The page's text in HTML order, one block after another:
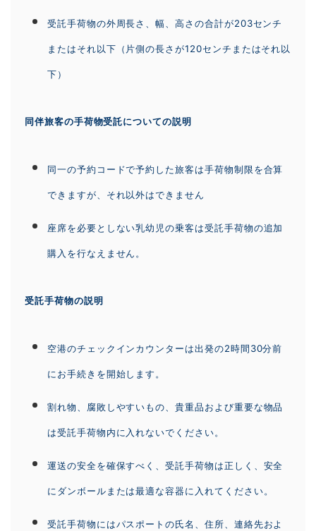
受託手荷物の外周長さ、幅、高さの合計が203センチ
またはそれ以下（片側の長さが120センチまたはそれ以
下）
同伴旅客の手荷物受託についての説明
同一の予約コードで予約した旅客は手荷物制限を合算
できますが、それ以外はできません
座席を必要としない乳幼児の乗客は受託手荷物の追加
購入を行なえません。
受託手荷物の説明
空港のチェックインカウンターは出発の2時間30分前
にお手続きを開始します。
割れ物、腐敗しやすいもの、貴重品および重要な物品
は受託手荷物内に入れないでください。
運送の安全を確保すべく、受託手荷物は正しく、安全
にダンボールまたは最適な容器に入れてください。
受託手荷物にはパスポートの氏名、住所、連絡先およ